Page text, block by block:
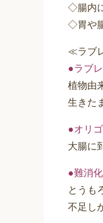
◇腸内
◇胃や
≪ラブ
●ラブ
植物由
生きた
●オリ
大腸に
●難消
とうも
不足し